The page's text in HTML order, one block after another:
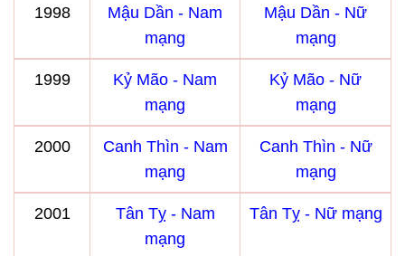
1998
Mậu Dần - Nam
mạng
Mậu Dần - Nữ
mạng
1999
Kỷ Mão - Nam
mạng
Kỷ Mão - Nữ
mạng
2000
Canh Thìn - Nam
mạng
Canh Thìn - Nữ
mạng
2001
Tân Tỵ - Nam
mạng
Tân Tỵ - Nữ mạng